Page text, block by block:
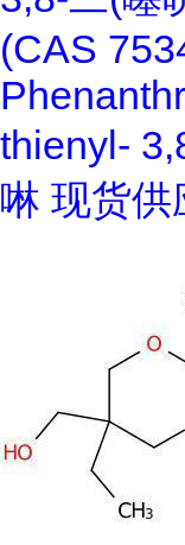
(CAS
thienyl-
啉 现货供